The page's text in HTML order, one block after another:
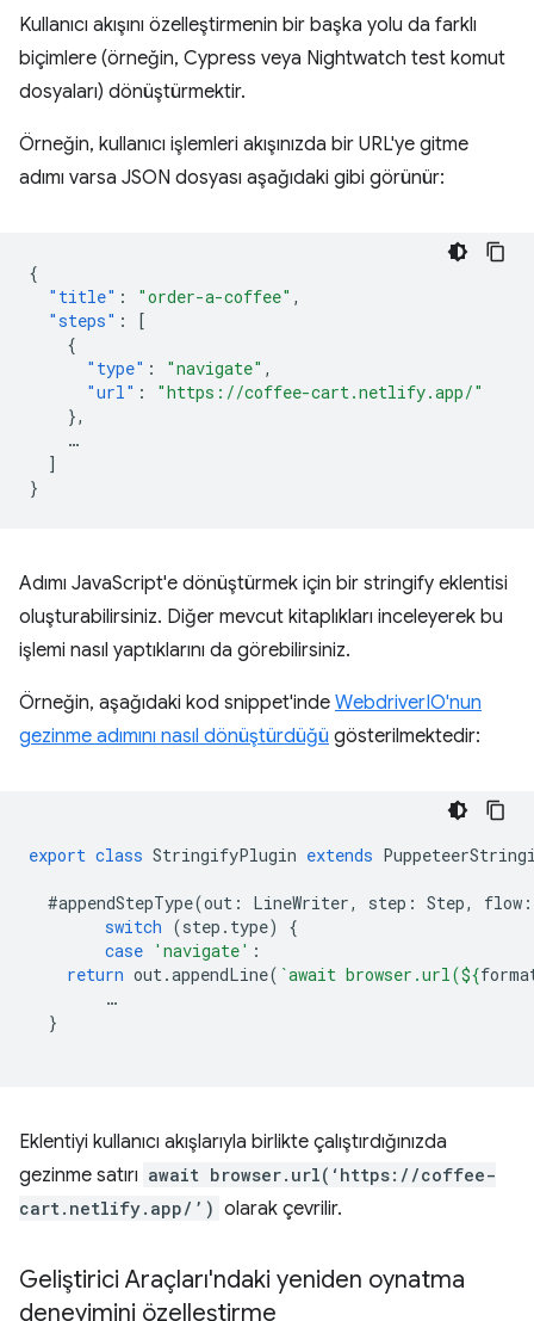
Kullanıcı akışını özelleştirmenin bir başka yolu da farklı
biçimlere (örneğin, Cypress veya Nightwatch test komut
dosyaları) dönüştürmektir.
Örneğin, kullanıcı işlemleri akışınızda bir URL'ye gitme
adımı varsa JSON dosyası aşağıdaki gibi görünür:
{
"title" : "order-a-coffee" ,
"steps" :
[
{
"type" : "navigate" ,
"url" :
"https://coffee-cart.netlify.app/"
},
…
]
}
Adımı JavaScript'e dönüştürmek için bir stringify eklentisi
oluşturabilirsiniz. Diğer mevcut kitaplıkları inceleyerek bu
işlemi nasıl yaptıklarını da görebilirsiniz.
Örneğin, aşağıdaki kod snippet'inde WebdriverIO'nun
gezinme adımını nasıl dönüştürdüğü gösterilmektedir:
export class StringifyPlugin extends
#appendStepType(out : LineWriter, step : Step, flow :
switch (step . type)
{
case 'navigate' :
return out.appendLine( `await browser.url(${
…
}
Eklentiyi kullanıcı akışlarıyla birlikte çalıştırdığınızda
gezinme satırı await browser.url(‘https://coffee-
cart.netlify.app/’) olarak çevrilir.
Geliştirici Araçları'ndaki yeniden oynatma
deneyimini özelleştirme